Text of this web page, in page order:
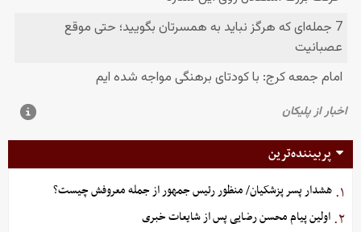
پربیننده‌ترین
۱. هشدار پسر پزشکیان/ منظور رئیس جمهور از جمله معروفش چیست؟
۲. اولین پیام محسن رضایی پس از شایعات خبری